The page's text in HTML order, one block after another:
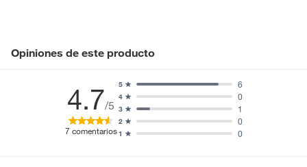
Opiniones de este producto
4.7/5
7 comentarios1 0
2 0
3 1
4 0
5 6